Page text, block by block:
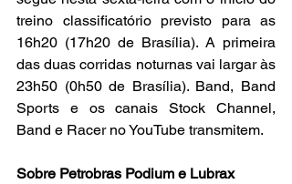
treino classificatório previsto para as
16h20 (17h20 de Brasília). A primeira
das duas corridas noturnas vai largar às
23h50 (0h50 de Brasília). Band, Band
Sports e os canais Stock Channel,
Band e Racer no YouTube transmitem.
Sobre Petrobras Podium e Lubrax